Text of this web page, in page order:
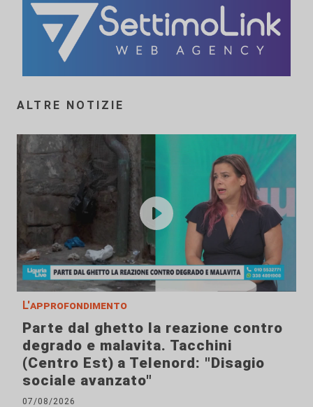
ALTRE NOTIZIE
L'approfondimento
Parte dal ghetto la reazione contro
degrado e malavita. Tacchini
(Centro Est) a Telenord: "Disagio
sociale avanzato"
07/08/2026